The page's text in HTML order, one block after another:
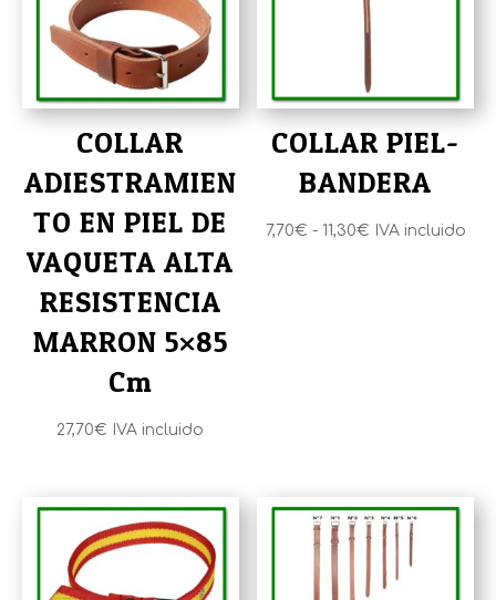
COLLAR
ADIESTRAMIEN
TO EN PIEL DE
VAQUETA ALTA
RESISTENCIA
MARRON 5×85
Cm
27,70€ IVA incluido
COLLAR PIEL-
BANDERA
7,70€ - 11,30€Rango
IVA incluido